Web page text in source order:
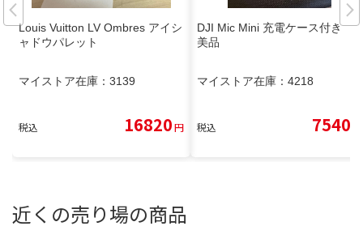
Louis Vuitton LV Ombres アイシ
ャドウパレット
マイストア在庫： 3139
税込 16820円
DJI Mic Mini 充電ケース付き
美品
マイストア在庫： 4218
税込 7540
近くの売り場の商品